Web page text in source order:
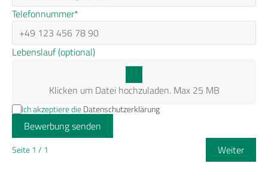
Telefonnummer*
Lebenslauf (optional)
Klicken um Datei hochzuladen. Max 25 MB
Ich akzeptiere die Datenschutzerklärung
Bewerbung senden
Seite 1 / 1 Weiter